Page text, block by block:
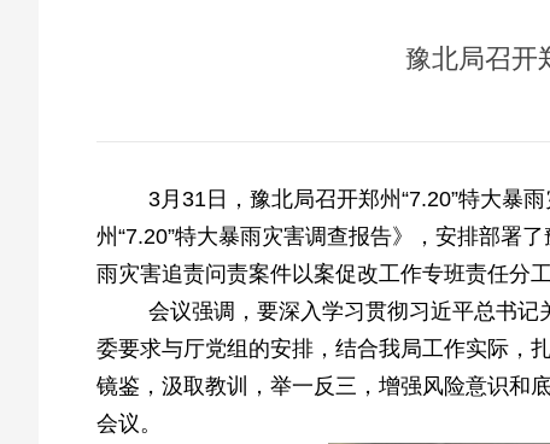
豫北局召开
3月31日，豫北局召开郑州“7.20”特大暴
州“7.20”特大暴雨灾害调查报告》，安排部署
雨灾害追责问责案件以案促改工作专班责任分工
会议强调，要深入学习贯彻习近平总书
委要求与厅党组的安排，结合我局工作实际，
镜鉴，汲取教训，举一反三，增强风险意识和
会议。